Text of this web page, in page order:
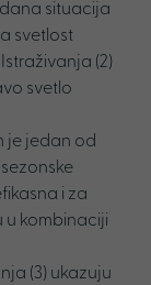
situacija
svetlost
(2)
svetlo
je jedan od
i za
u kombinaciji
(3) ukazuju